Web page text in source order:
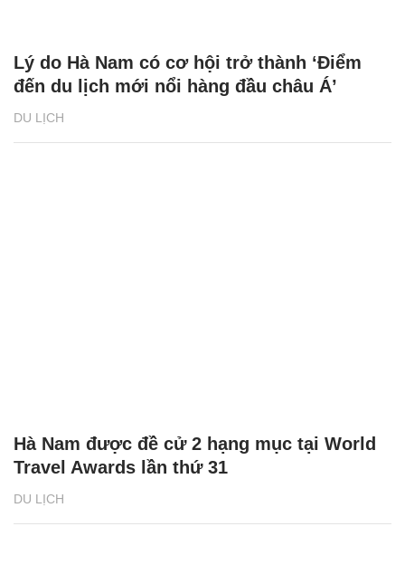
DU LỊCH
Lý do Hà Nam có cơ hội trở thành ‘Điểm
đến du lịch mới nổi hàng đầu châu Á’
DU LỊCH
Hà Nam được đề cử 2 hạng mục tại World
Travel Awards lần thứ 31